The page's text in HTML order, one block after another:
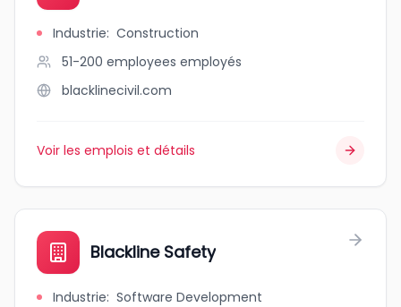
Industrie: Construction
51-200 employees employés
blacklinecivil.com
Voir les emplois et détails
Blackline Safety
Industrie: Software Development